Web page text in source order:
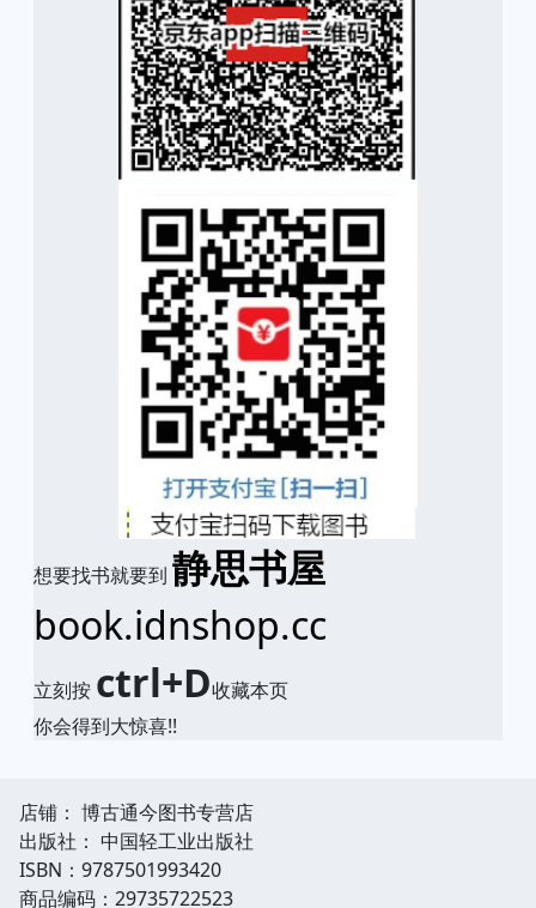
想要找书就要到 静思书屋
book.idnshop.cc
立刻按 ctrl+D收藏本页
你会得到大惊喜!!
店铺： 博古通今图书专营店
出版社： 中国轻工业出版社
ISBN：9787501993420
商品编码：29735722523